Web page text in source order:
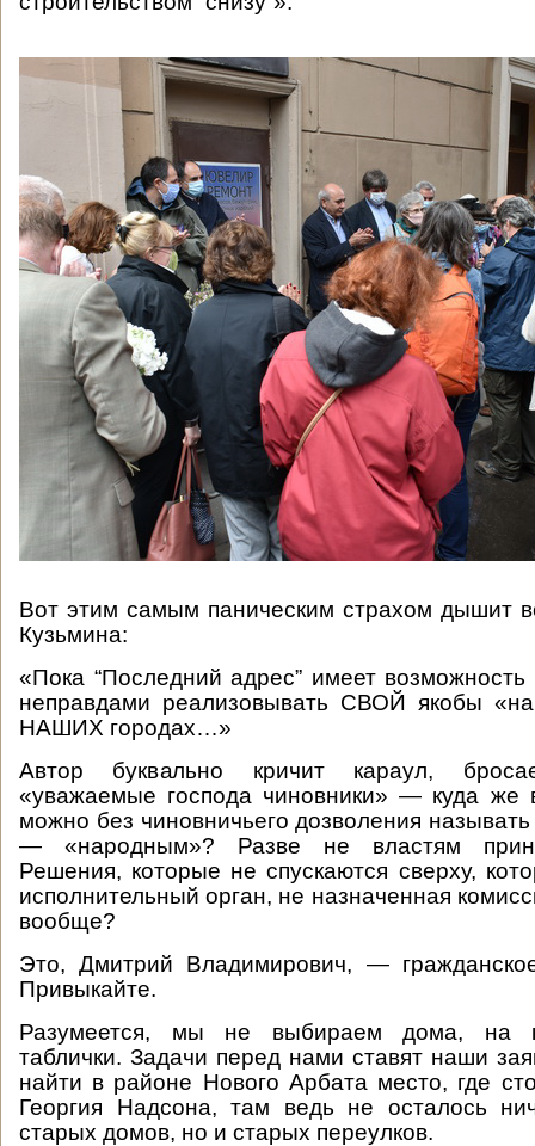
Вот этим самым паническим страхом дышит
Кузьмина:
«Пока “Последний адрес” имеет
неправдами реализовывать СВОЙ якобы
НАШИХ городах…»
Автор буквально кричит караул,
«уважаемые господа чиновники» — куда же
можно без чиновничьего дозволения
— «народным»? Разве не властям
Решения, которые не спускаются сверху,
исполнительный орган, не назначенная
вообще?
Это, Дмитрий Владимирович, —
Привыкайте.
Разумеется, мы не выбираем дома, на
таблички. Задачи перед нами ставят наши
найти в районе Нового Арбата место, где
Георгия Надсона, там ведь не осталось
старых домов, но и старых переулков.